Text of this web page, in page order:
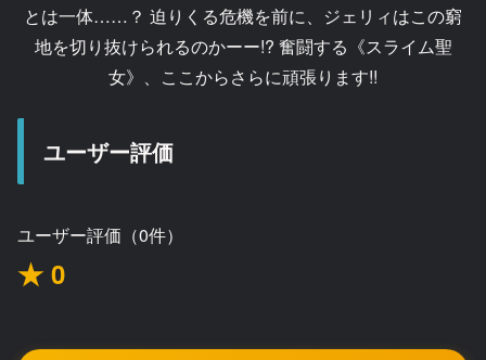
とは一体……？ 迫りくる危機を前に、ジェリィはこの窮
地を切り抜けられるのかーー!? 奮闘する《スライム聖
女》、ここからさらに頑張ります!!
ユーザー評価
ユーザー評価（0件）
★ 0